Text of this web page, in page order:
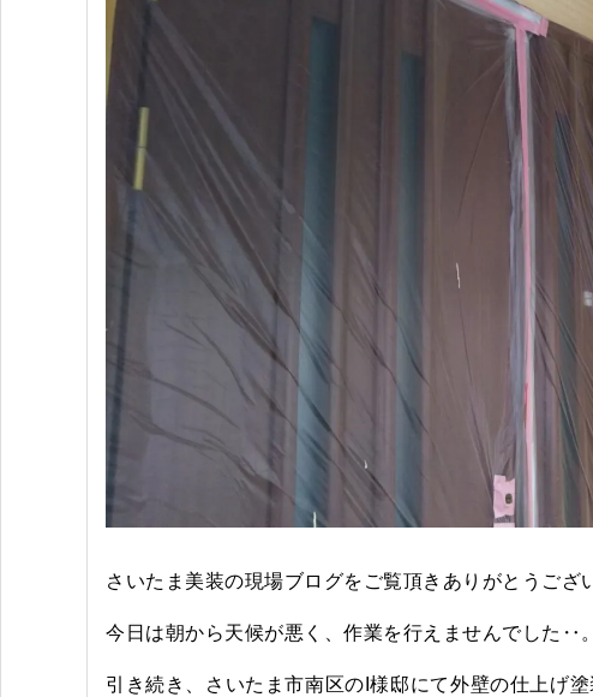
さいたま美装の現場ブログをご覧頂きありがとうござ
今日は朝から天候が悪く、作業を行えませんでした‥。
引き続き、さいたま市南区のI様邸にて外壁の仕上げ